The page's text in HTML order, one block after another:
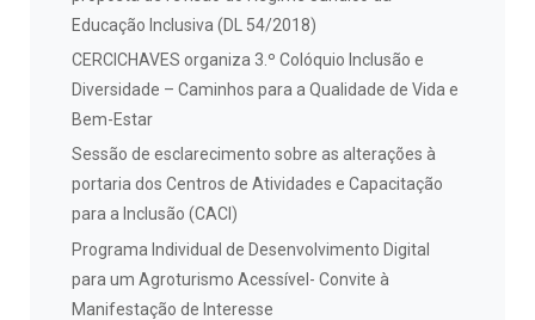
Educação Inclusiva (DL 54/2018)
CERCICHAVES organiza 3.º Colóquio Inclusão e
Diversidade – Caminhos para a Qualidade de Vida e
Bem-Estar
Sessão de esclarecimento sobre as alterações à
portaria dos Centros de Atividades e Capacitação
para a Inclusão (CACI)
Programa Individual de Desenvolvimento Digital
para um Agroturismo Acessível- Convite à
Manifestação de Interesse